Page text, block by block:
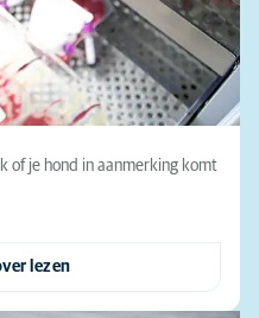
of je hond in aanmerking komt
lezen